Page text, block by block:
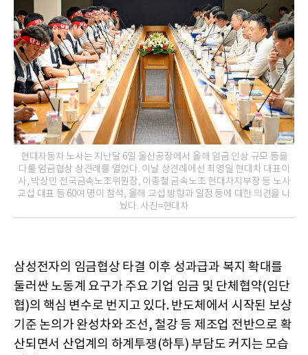
현대자동차 노사는 지난달 6일 울산공장에서 올해 임금 인상 규모 등을
다룰 임금협상 상견례를 열었다. 이날 상견례에선 최영일 현대차 대표이
사, 박상만 전국금속노조위원장, 이종철 금속노조 현대차지부장 등 노사
교섭 대표 등 60여 명이 참석, 올해 교섭 방향과 일정 등에 대한 의견을 나
눴다. 사진=현대차
삼성전자의 임금협상 타결 이후 성과급과 복지 확대를
둘러싼 노동계 요구가 주요 기업 임금 및 단체협약(임단
협)의 핵심 변수로 번지고 있다. 반도체에서 시작된 보상
기준 논의가 완성차와 조선, 철강 등 제조업 전반으로 확
산되면서 산업계의 하계투쟁(하투) 부담도 커지는 모습